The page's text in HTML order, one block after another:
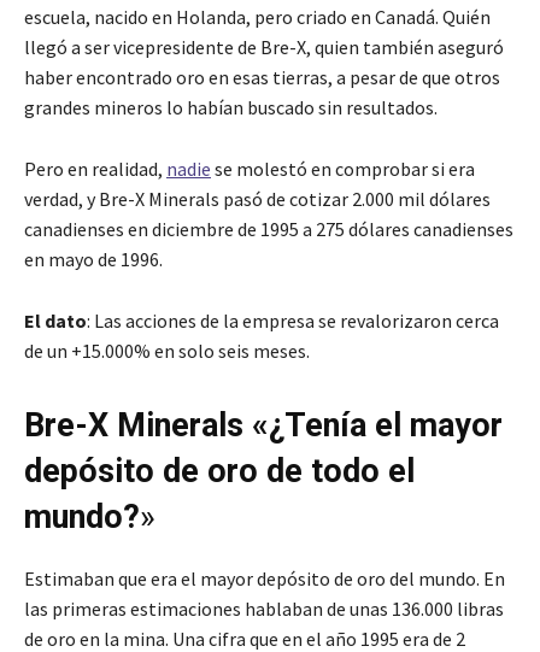
escuela, nacido en Holanda, pero criado en Canadá. Quién
llegó a ser vicepresidente de Bre-X, quien también aseguró
haber encontrado oro en esas tierras, a pesar de que otros
grandes mineros lo habían buscado sin resultados.
Pero en realidad, nadie se molestó en comprobar si era
verdad, y Bre-X Minerals pasó de cotizar 2.000 mil dólares
canadienses en diciembre de 1995 a 275 dólares canadienses
en mayo de 1996.
El dato: Las acciones de la empresa se revalorizaron cerca
de un +15.000% en solo seis meses.
Bre-X Minerals «¿Tenía el mayor
depósito de oro de todo el
mundo?»
Estimaban que era el mayor depósito de oro del mundo. En
las primeras estimaciones hablaban de unas 136.000 libras
de oro en la mina. Una cifra que en el año 1995 era de 2